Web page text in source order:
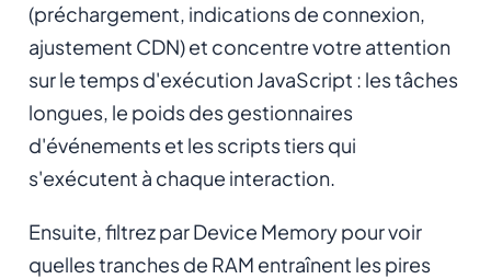
(préchargement, indications de connexion,
ajustement CDN) et concentre votre attention
sur le temps d'exécution JavaScript : les tâches
longues, le poids des gestionnaires
d'événements et les scripts tiers qui
s'exécutent à chaque interaction.
Ensuite, filtrez par Device Memory pour voir
quelles tranches de RAM entraînent les pires